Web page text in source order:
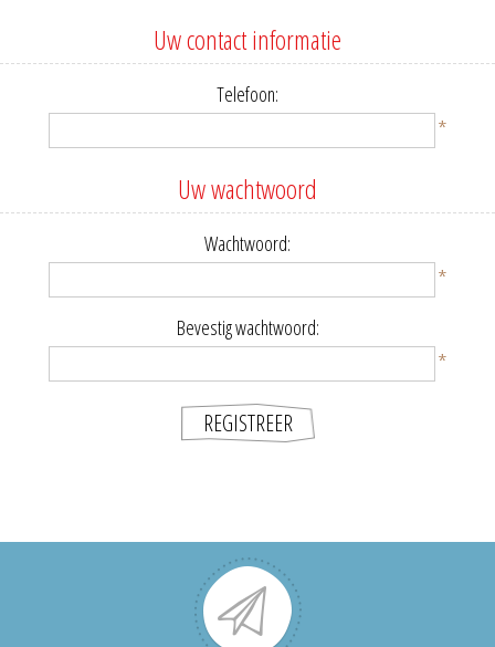
Uw contact informatie
Telefoon:
*
Uw wachtwoord
Wachtwoord:
*
Bevestig wachtwoord:
*